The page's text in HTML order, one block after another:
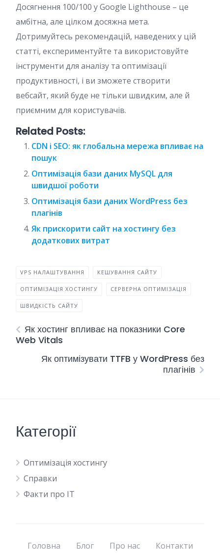
Досягнення 100/100 у Google Lighthouse – це
амбітна, але цілком досяжна мета.
Дотримуйтесь рекомендацій, наведених у цій
статті, експериментуйте та використовуйте
інструменти для аналізу та оптимізації
продуктивності, і ви зможете створити
вебсайт, який буде не тільки швидким, але й
приємним для користувачів.
Related Posts:
CDN і SEO: як глобальна мережа впливає на
пошук
Оптимізація бази даних MySQL для
швидшої роботи
Оптимізація бази даних WordPress без
плагінів
Як прискорити сайт на хостингу без
додаткових витрат
VPS НАЛАШТУВАННЯ КЕШУВАННЯ САЙТУ
ОПТИМІЗАЦІЯ ХОСТИНГУ СЕРВЕРНА ОПТИМІЗАЦІЯ
ШВИДКІСТЬ САЙТУ
Як хостинг впливає на показники Core
Web Vitals
Як оптимізувати TTFB у WordPress без
плагінів
Категорії
Оптимізація хостингу
Справки
Факти про IT
Головна Блог Про нас Контакти